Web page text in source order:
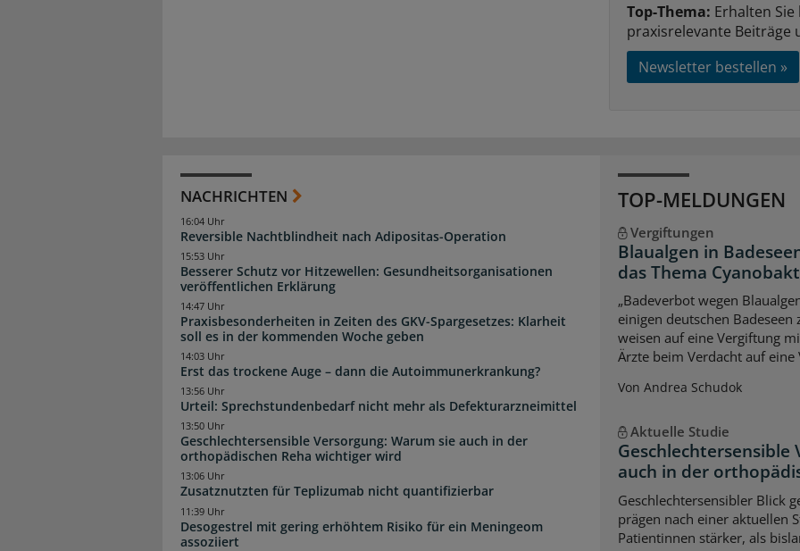
Top-Thema: Erhalten
praxisrelevante Beiträge
Newsletter bestellen »
NACHRICHTEN
Reversible Nachtblindheit nach Adipositas-Operation
16:04 Uhr
Besserer Schutz vor Hitzewellen: Gesundheitsorganisationen
veröffentlichen Erklärung
15:53 Uhr
Praxisbesonderheiten in Zeiten des GKV-Spargesetzes: Klarheit
soll es in der kommenden Woche geben
14:47 Uhr
Erst das trockene Auge – dann die Autoimmunerkrankung?
14:03 Uhr
Urteil: Sprechstundenbedarf nicht mehr als Defekturarzneimittel
13:56 Uhr
Geschlechtersensible Versorgung: Warum sie auch in der
orthopädischen Reha wichtiger wird
13:50 Uhr
Zusatznutzten für Teplizumab nicht quantifizierbar
13:06 Uhr
Desogestrel mit gering erhöhtem Risiko für ein Meningeom
assoziiert
11:39 Uhr
TOP-MELDUNGEN
Vergiftungen
Blaualgen in
das Thema
„Badeverbot wegen
einigen deutschen
weisen auf eine Vergiftung
Ärzte beim Verdacht auf eine
Von Andrea Schudok
Aktuelle Studie
Geschlechtersensible
auch in der
Geschlechtersensibler Blick
prägen nach einer aktuellen
Patientinnen stärker, als